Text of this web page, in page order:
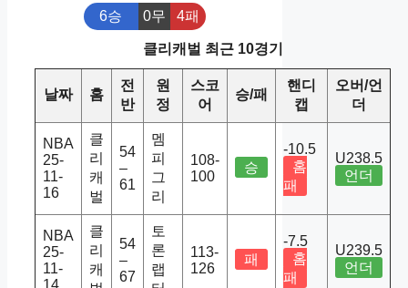
6승 0무 4패
클리캐벌 최근 10경기
날짜 홈
전
반
원
정
스코
어
승/패
핸디
캡
오버/언
더
NBA
25-
11-
16
클
리
캐
벌
54
–
61
멤
피
그
리
108-
100
승
-10.5
홈
패
U238.5
언더
NBA
25-
11-
클
리
캐
54
–
67
토
론
랩
113-
126
패
-7.5
홈
패
U239.5
언더